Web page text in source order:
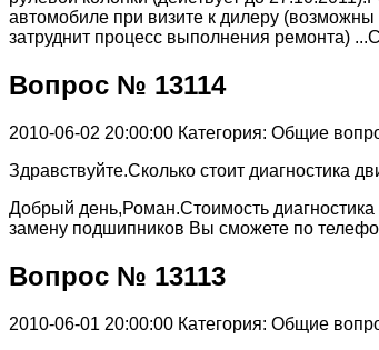
автомобиле при визите к дилеру
затруднит процесс выполнения ремонта)
Вопрос № 13114
2010-06-02 20:00:00 Категория: Общие
Здравствуйте.Сколько стоит диагностика
Добрый день,Роман.Стоимость
замену подшипников Вы сможете по
Вопрос № 13113
2010-06-01 20:00:00 Категория: Общие